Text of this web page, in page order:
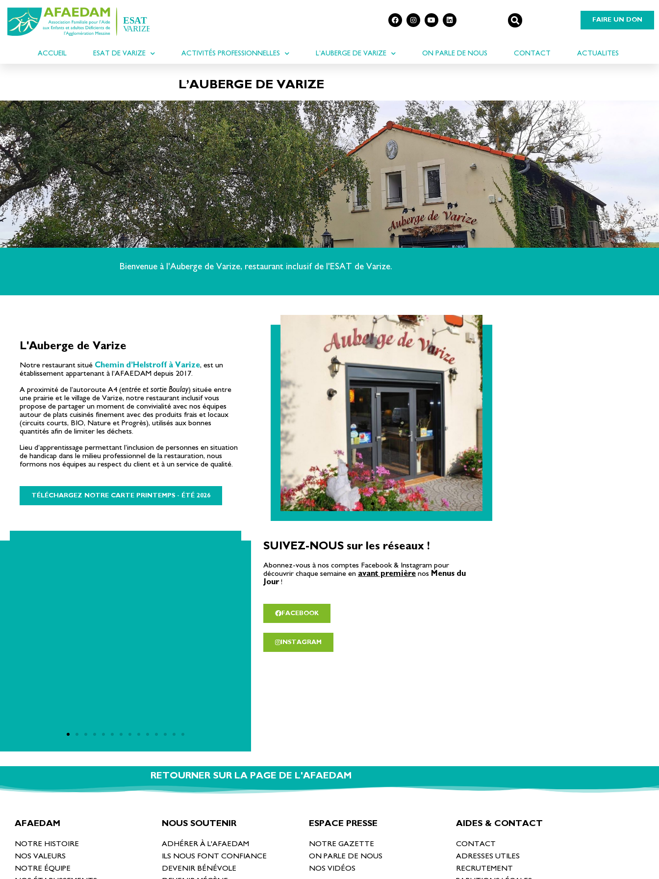
FAIRE UN DON
ACCUEIL ESAT DE VARIZE ACTIVITÉS PROFESSIONNELLES L’AUBERGE DE VARIZE ON PARLE DE NOUS CONTACT ACTUALITES
L’AUBERGE DE VARIZE
Bienvenue à l'Auberge de Varize, restaurant inclusif de l'ESAT de Varize.
L'Auberge de Varize
Notre restaurant situé Chemin d’Helstroff à Varize, est un
établissement appartenant à l’AFAEDAM depuis 2017.
A proximité de l’autoroute A4 (entrée et sortie Boulay) située entre
une prairie et le village de Varize, notre restaurant inclusif vous
propose de partager un moment de convivialité avec nos équipes
autour de plats cuisinés finement avec des produits frais et locaux
(circuits courts, BIO, Nature et Progrès), utilisés aux bonnes
quantités afin de limiter les déchets.
Lieu d’apprentissage permettant l’inclusion de personnes en situation
de handicap dans le milieu professionnel de la restauration, nous
formons nos équipes au respect du client et à un service de qualité.
TÉLÉCHARGEZ NOTRE CARTE PRINTEMPS - ÉTÉ 2026
SUIVEZ-NOUS sur les réseaux !
Abonnez-vous à nos comptes Facebook & Instagram pour
découvrir chaque semaine en avant première nos Menus du
Jour!
FACEBOOK
INSTAGRAM
RETOURNER SUR LA PAGE DE L'AFAEDAM
AFAEDAM
NOTRE HISTOIRE
NOS VALEURS
NOTRE ÉQUIPE
NOUS SOUTENIR
ADHÉRER À L'AFAEDAM
ILS NOUS FONT CONFIANCE
DEVENIR BÉNÉVOLE
ESPACE PRESSE
NOTRE GAZETTE
ON PARLE DE NOUS
NOS VIDÉOS
AIDES & CONTACT
CONTACT
ADRESSES UTILES
RECRUTEMENT